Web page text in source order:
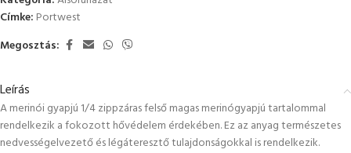
Címke: Portwest
Megosztás:
Leírás
A merinói gyapjú 1/4 zippzáras felső magas merinógyapjú tartalommal
rendelkezik a fokozott hővédelem érdekében. Ez az anyag természetes
nedvességelvezető és légáteresztő tulajdonságokkal is rendelkezik.